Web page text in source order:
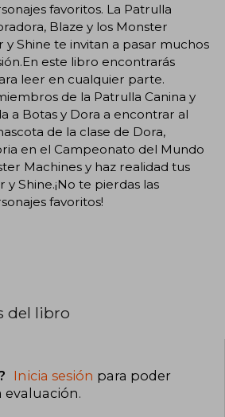
favoritos. La Patrulla
Blaze y los Monster
y Shine te invitan a pasar muchos
este libro encontrarás
leer en cualquier parte.
de la Patrulla Canina y
a Botas y Dora a encontrar al
de la clase de Dora,
en el Campeonato del Mundo
Machines y haz realidad tus
Shine.¡No te pierdas las
favoritos!
del libro
Inicia sesión para poder
.